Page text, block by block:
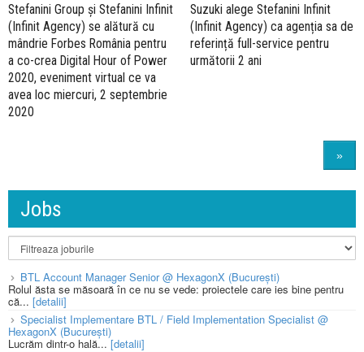
Stefanini Group și Stefanini Infinit
(Infinit Agency) se alătură cu
mândrie Forbes România pentru
a co-crea Digital Hour of Power
2020, eveniment virtual ce va
avea loc miercuri, 2 septembrie
2020
Suzuki alege Stefanini Infinit
(Infinit Agency) ca agenția sa de
referință full-service pentru
următorii 2 ani
»
Jobs
BTL Account Manager Senior @ HexagonX (București)
Rolul ăsta se măsoară în ce nu se vede: proiectele care ies bine pentru
că... [detalii]
Specialist Implementare BTL / Field Implementation Specialist @
HexagonX (București)
Lucrăm dintr-o hală...[detalii]